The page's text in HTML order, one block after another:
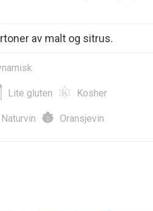
av malt og sitrus.
Lite gluten Kosher
Naturvin Oransjevin